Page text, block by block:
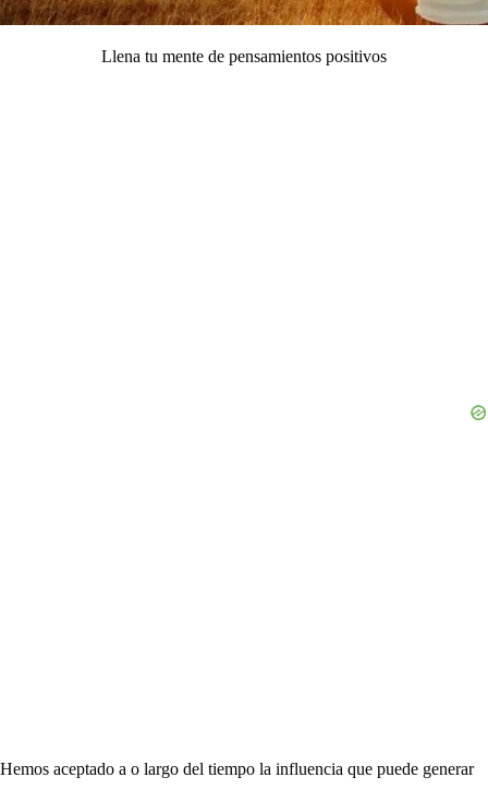
Llena tu mente de pensamientos positivos
Hemos aceptado a o largo del tiempo la influencia que puede generar